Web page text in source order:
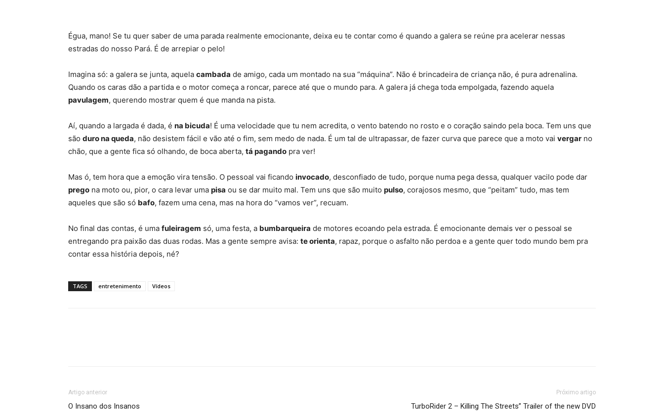
Égua, mano! Se tu quer saber de uma parada realmente emocionante, deixa eu te contar como é quando a galera se reúne pra acelerar nessas
estradas do nosso Pará. É de arrepiar o pelo!
Imagina só: a galera se junta, aquela cambada de amigo, cada um montado na sua “máquina”. Não é brincadeira de criança não, é pura adrenalina.
Quando os caras dão a partida e o motor começa a roncar, parece até que o mundo para. A galera já chega toda empolgada, fazendo aquela
pavulagem, querendo mostrar quem é que manda na pista.
Aí, quando a largada é dada, é na bicuda! É uma velocidade que tu nem acredita, o vento batendo no rosto e o coração saindo pela boca. Tem uns que
são duro na queda, não desistem fácil e vão até o fim, sem medo de nada. É um tal de ultrapassar, de fazer curva que parece que a moto vai vergar no
chão, que a gente fica só olhando, de boca aberta, tá pagando pra ver!
Mas ó, tem hora que a emoção vira tensão. O pessoal vai ficando invocado, desconfiado de tudo, porque numa pega dessa, qualquer vacilo pode dar
prego na moto ou, pior, o cara levar uma pisa ou se dar muito mal. Tem uns que são muito pulso, corajosos mesmo, que “peitam” tudo, mas tem
aqueles que são só bafo, fazem uma cena, mas na hora do “vamos ver”, recuam.
No final das contas, é uma fuleiragem só, uma festa, a bumbarqueira de motores ecoando pela estrada. É emocionante demais ver o pessoal se
entregando pra paixão das duas rodas. Mas a gente sempre avisa: te orienta, rapaz, porque o asfalto não perdoa e a gente quer todo mundo bem pra
contar essa história depois, né?
TAGS entretenimento Vídeos
Artigo anterior
O Insano dos Insanos
Próximo artigo
TurboRider 2 – Killing The Streets” Trailer of the new DVD